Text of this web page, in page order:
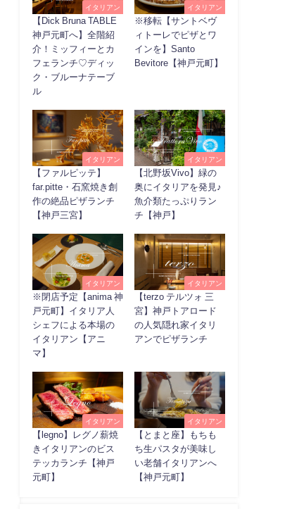
イタリアン
【Dick Bruna TABLE
神戸元町へ】全階紹
介！ミッフィーとカ
フェランチ♡ディッ
ク・ブルーナテーブ
ル
イタリアン
※移転【サントベヴ
ィトーレでピザとワ
インを】Santo
Bevitore【神戸元町】
イタリアン
【ファルピッテ】
far.pitte・石窯焼き創
作の絶品ピザランチ
【神戸三宮】
イタリアン
【北野坂Vivo】緑の
奥にイタリアを発見♪
魚介類たっぷりラン
チ【神戸】
イタリアン
※閉店予定【anima 神
戸元町】イタリア人
シェフによる本場の
イタリアン【アニ
マ】
イタリアン
【terzo テルツォ 三
宮】神戸トアロード
の人気隠れ家イタリ
アンでピザランチ
イタリアン
【legno】レグノ薪焼
きイタリアンのビス
テッカランチ【神戸
元町】
イタリアン
【とまと座】もちも
ち生パスタが美味し
い老舗イタリアンへ
【神戸元町】